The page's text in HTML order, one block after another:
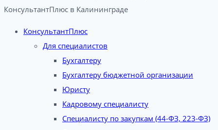
КонсультантПлюс в Калининграде​
КонсультантПлюс
Для специалистов
Бухгалтеру
Бухгалтеру бюджетной организации
Юристу
Кадровому специалисту
Специалисту по закупкам (44-ФЗ, 223-ФЗ)